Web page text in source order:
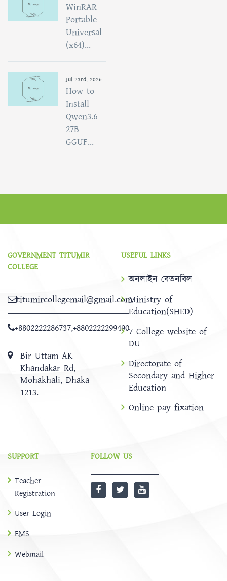
WinRAR
Portable
Universal
(x64)...
Jul 23rd, 2026
How to
Install
Qwen3.6-
27B-
GGUF...
GOVERNMENT TITUMIR
COLLEGE
titumircollegemail@gmail.com
+8802222286737,+8802222299490
Bir Uttam AK
Khandakar Rd,
Mohakhali, Dhaka
1213.
USEFUL LINKS
অনলাইন বেতনবিল
Ministry of
Education(SHED)
7 College website of
DU
Directorate of
Secondary and Higher
Education
Online pay fixation
SUPPORT
Teacher
Registration
User Login
EMS
Webmail
FOLLOW US